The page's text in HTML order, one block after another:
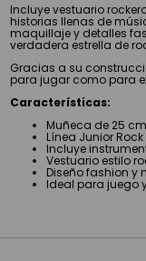
Incluye vestuario
historias llenas de
maquillaje y detalles
verdadera estrella de
Gracias a su
para jugar como para
Características:
Muñeca de 25 cm
Línea Junior
Incluye
Vestuario estilo
Diseño fashion y
Ideal para juego